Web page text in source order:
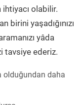
ihtiyacı olabilir.
birini yaşadığınızı
yâda
tavsiye ederiz.
olduğundan daha